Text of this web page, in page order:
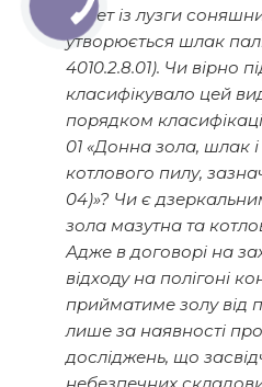
пелет із лузги
утворюється шлак
4010.2.8.01). Чи вірно
класифікувало цей
порядком
01 «Донна зола, шлак
котлового пилу,
04)»? Чи є
зола мазутна та
Адже в договорі на
відходу на полігоні
прийматиме золу від
лише за наявності
досліджень, що